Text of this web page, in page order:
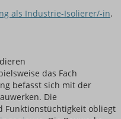
als Industrie-Isolierer/-in.
das Fach
befasst sich mit der
Die
Funktionstüchtigkeit obliegt